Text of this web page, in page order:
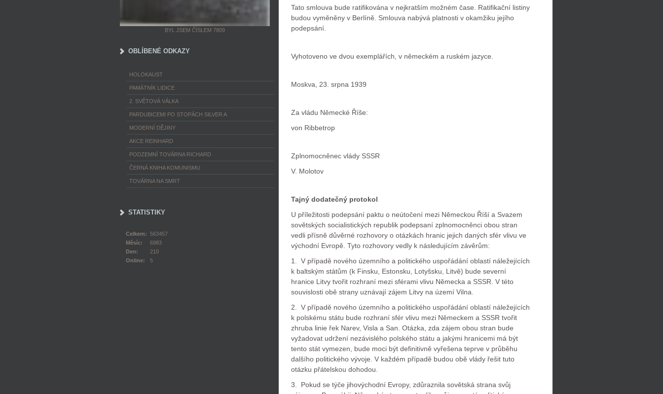
Tato smlouva bude ratifikována v nejkratším možném čase. Ratifikační listiny
budou vyměněny v Berlíně. Smlouva nabývá platnosti v okamžiku jejího
podepsání.
Vyhotoveno ve dvou exemplářích, v německém a ruském jazyce.
Moskva, 23. srpna 1939
Za vládu Německé Říše:
von Ribbetrop
Zplnomocněnec vlády SSSR
V. Molotov
Tajný dodatečný protokol
U příležitosti podepsání paktu o neútočení mezi Německou Říší a Svazem
sovětských socialistických republik podepsaní zplnomocněnci obou stran
vedli přísně důvěrné rozhovory o otázkách hranic jejich daných sfér vlivu ve
východní Evropě. Tyto rozhovory vedly k následujícím závěrům:
1. V případě nového územního a politického uspořádání oblastí náležejících
k baltským státům (k Finsku, Estonsku, Lotyšsku, Litvě) bude severní
hranice Litvy tvořit rozhraní mezi sférami vlivu Německa a SSSR. V této
souvislosti obě strany uznávají zájem Litvy na území Vilna.
2. V případě nového územního a politického uspořádání oblastí náležejících
k polskému státu bude rozhraní sfér vlivu mezi Německem a SSSR tvořit
zhruba linie řek Narev, Visla a San. Otázka, zda zájem obou stran bude
vyžadovat udržení nezávislého polského státu a jakými hranicemi má být
tento stát vymezen, bude moci být definitivně vyřešena teprve v průběhu
dalšího politického vývoje. V každém případě budou obě vlády řešit tuto
otázku přátelskou dohodou.
3. Pokud se týče jihovýchodní Evropy, zdůraznila sovětská strana svůj
BYL JSEM ČÍSLEM 7809
OBLÍBENÉ ODKAZY
HOLOKAUST
PAMÁTNÍK LIDICE
2. SVĚTOVÁ VÁLKA
PARDUBICEMI PO STOPÁCH SILVER A
MODERNÍ DĚJINY
AKCE REINHARD
PODZEMNÍ TOVÁRNA RICHARD
ČERNÁ KNIHA KOMUNISMU
TOVÁRNA NA SMRT
STATISTIKY
Online: 5
Celkem: 563457
Měsíc:
6983
Den:
210